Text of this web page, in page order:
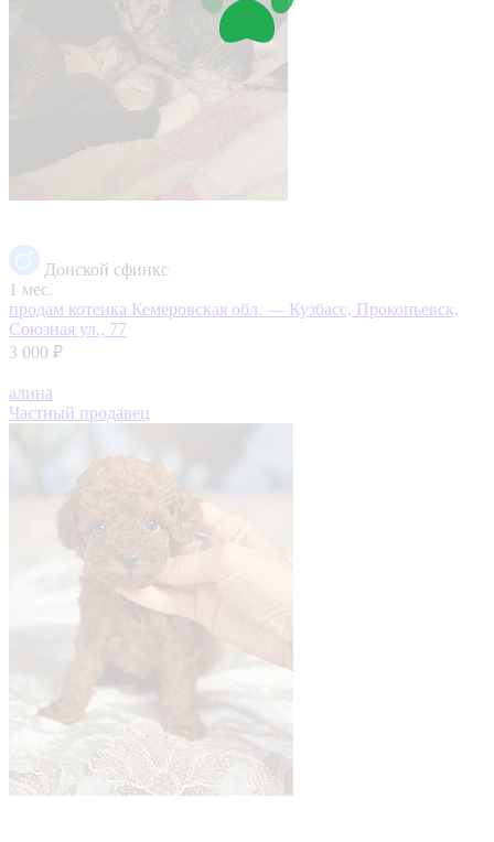
Донской сфинкс
1 мес.
продам котенка Кемеровская обл. — Кузбасс, Прокопьевск,
Союзная ул., 77
3 000 ₽
алина
Частный продавец